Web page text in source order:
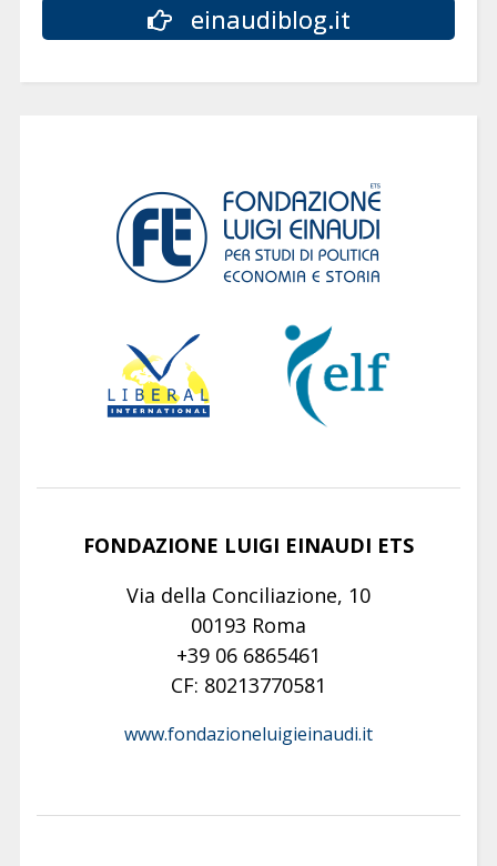
einaudiblog.it
FONDAZIONE LUIGI EINAUDI ETS
Via della Conciliazione, 10
00193 Roma
+39 06 6865461
CF: 80213770581
www.fondazioneluigieinaudi.it